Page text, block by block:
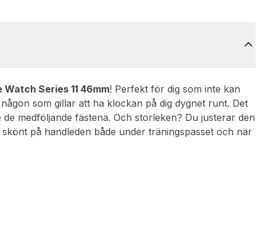
Watch Series 11 46mm! Perfekt för dig som inte kan
som gillar att ha klockan på dig dygnet runt. Det
medföljande fästena. Och storleken? Du justerar den
på handleden både under träningspasset och när